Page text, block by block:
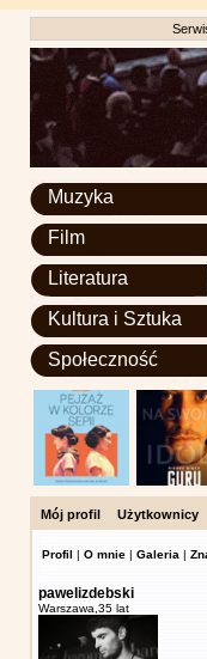
Muzyka
Film
Literatura
Kultura i Sztuka
Społeczność
Mój profil Użytkownicy
Profil | O mnie | Galeria |
pawelizdebski
Warszawa, 35 lat